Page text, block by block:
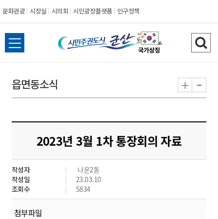
문화관광 시장실 시의회 시민광장플랫폼 인구정책
시
민
도
시
군
산
전
체
뉴
열
검
색
기
읍면동소식 + -
2023년 3월 1차 통장회의 자료
작성자
나운2동
작성일
23.03.10
조회수
5834
첨부파일